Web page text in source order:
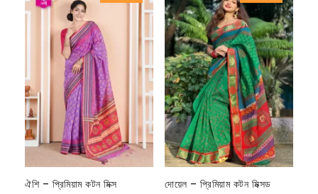
ঐশি – প্রিমিয়াম কটন মিক্স দোয়েল – প্রিমিয়াম কটন মিক্সড